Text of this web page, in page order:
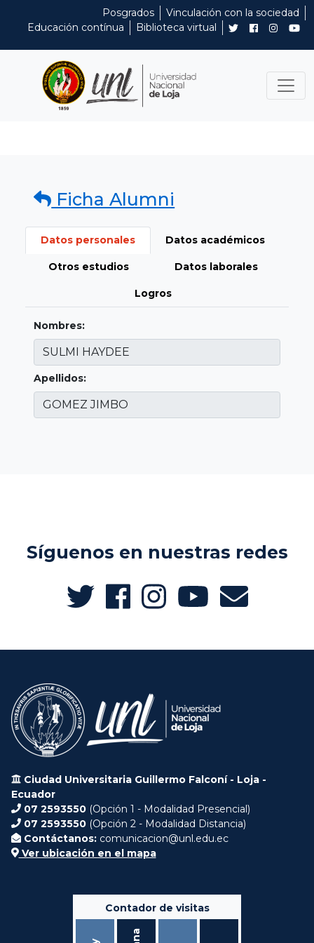
Posgrados
Vinculación con la sociedad
Educación contínua
Biblioteca virtual
Ficha Alumni
Datos personales Datos académicos
Otros estudios Datos laborales
Logros
Nombres:
Apellidos:
Síguenos en nuestras redes
Ciudad Universitaria Guillermo Falconí - Loja -
Ecuador
07 2593550 (Opción 1 - Modalidad Presencial)
07 2593550 (Opción 2 - Modalidad Distancia)
Contáctanos: comunicacion@unl.edu.ec
Ver ubicación en el mapa
Contador de visitas